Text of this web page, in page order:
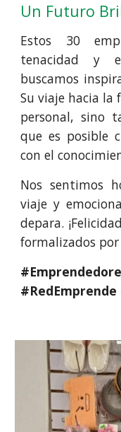
Un Futuro
Estos 30
tenacidad y
buscamos
Su viaje hacia la
personal, sino
que es posible
con el
Nos sentimos
viaje y
depara.
formalizados